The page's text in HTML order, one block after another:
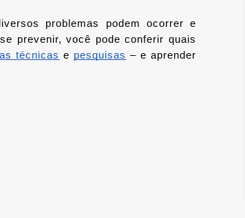
problemas podem ocorrer e
prevenir, você pode conferir quais
técnicas e pesquisas – e aprender